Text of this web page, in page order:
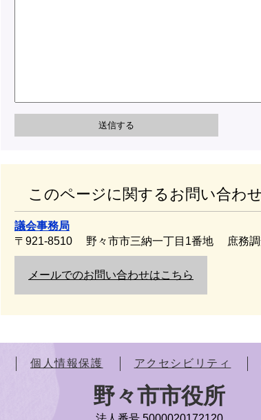
このページに関するお問い合わ
議会事務局
〒921-8510
野々市市三納一丁目1番地 庶務
メールでのお問い合わせはこちら
個人情報保護 アクセシビリティ
野々市市役所